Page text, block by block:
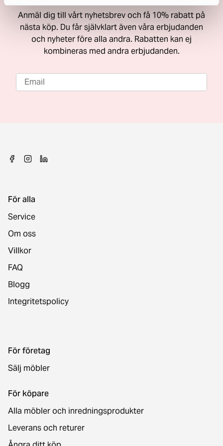
Anmäl dig till vårt nyhetsbrev och få 10% rabatt på
nästa köp. Du får självklart även våra erbjudanden
och nyheter före alla andra. Rabatten kan ej
kombineras med andra erbjudanden.
För alla
Service
Om oss
Villkor
FAQ
Blogg
Integritetspolicy
För företag
Sälj möbler
För köpare
Alla möbler och inredningsprodukter
Leverans och returer